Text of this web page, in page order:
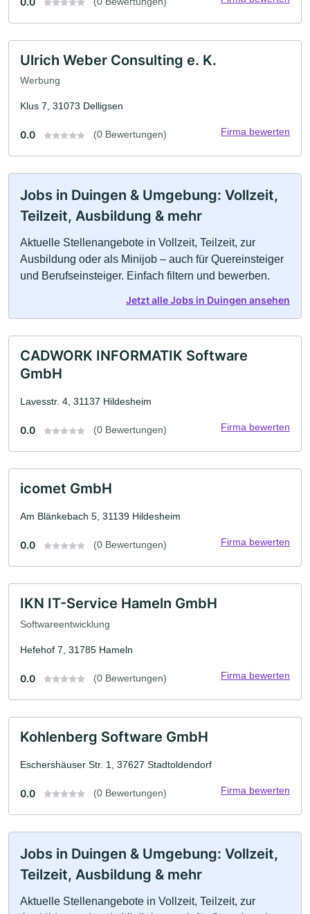
Ulrich Weber Consulting e. K.
Werbung
Klus 7, 31073 Delligsen
0.0 (0 Bewertungen) Firma bewerten
Jobs in Duingen & Umgebung: Vollzeit,
Teilzeit, Ausbildung & mehr
Aktuelle Stellenangebote in Vollzeit, Teilzeit, zur
Ausbildung oder als Minijob – auch für Quereinsteiger
und Berufseinsteiger. Einfach filtern und bewerben.
Jetzt alle Jobs in Duingen ansehen
CADWORK INFORMATIK Software
GmbH
Lavesstr. 4, 31137 Hildesheim
0.0 (0 Bewertungen) Firma bewerten
icomet GmbH
Am Blänkebach 5, 31139 Hildesheim
0.0 (0 Bewertungen) Firma bewerten
IKN IT-Service Hameln GmbH
Softwareentwicklung
Hefehof 7, 31785 Hameln
0.0 (0 Bewertungen) Firma bewerten
Kohlenberg Software GmbH
Eschershäuser Str. 1, 37627 Stadtoldendorf
0.0 (0 Bewertungen) Firma bewerten
Jobs in Duingen & Umgebung: Vollzeit,
Teilzeit, Ausbildung & mehr
Aktuelle Stellenangebote in Vollzeit, Teilzeit, zur